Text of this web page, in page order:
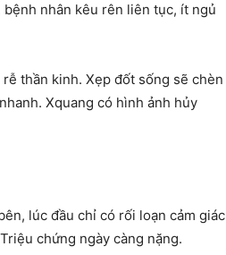
nhân kêu rên liên tục, ít ngủ
thần kinh. Xẹp đốt sống sẽ chèn
Xquang có hình ảnh hủy
lúc đầu chỉ có rối loạn cảm giác
chứng ngày càng nặng.